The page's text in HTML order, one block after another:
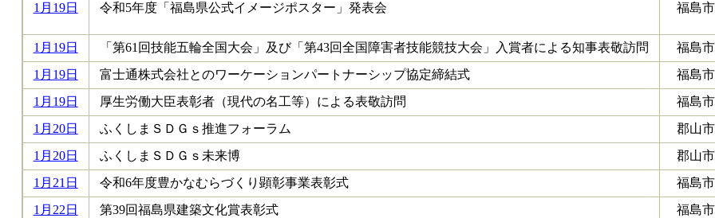
1月19日​ 令和5年度「福島県公式イメージポスター」発表会 福島市
1月19日 「第61回技能五輪全国大会」及び「第43回全国障害者技能競技大会」入賞者による知事表敬訪問
福島市
1月19日
富士通株式会社とのワーケーションパートナーシップ協定締結式
福島市
1月19日
厚生労働大臣表彰者（現代の名工等）による表敬訪問
福島市
1月20日
ふくしまＳＤＧｓ推進フォーラム
郡山市
1月20日
ふくしまＳＤＧｓ未来博
郡山市
1月21日
令和6年度豊かなむらづくり顕彰事業表彰式
福島市
1月22日
第39回福島県建築文化賞表彰式 福島市